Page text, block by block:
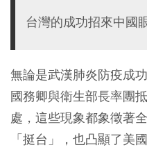
台灣的成功招來中國
無論是武漢肺炎防疫成
國務卿與衛生部長率團
處，這些現象都象徵著
「挺台」，也凸顯了美